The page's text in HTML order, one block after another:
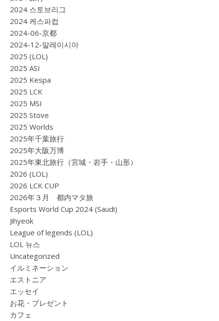
2024 스토브리그
2024 케스파컵
2024-06-京都
2024-12-말레이시아
2025 (LOL)
2025 ASI
2025 Kespa
2025 LCK
2025 MSI
2025 Stove
2025 Worlds
2025年千葉旅行
2025年大阪万博
2025年東北旅行（宮城・岩手・山形）
2026 (LOL)
2026 LCK CUP
2026年３月 都内マタ旅
Esports World Cup 2024 (Saudi)
Jihyeok
League of legends (LOL)
LOL 뉴스
Uncategorized
イルミネーション
エストニア
エッセイ
お花・プレゼント
カフェ